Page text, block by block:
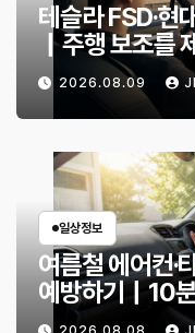
테슬라 FSD·현
｜주행 보조를
까?2026.08.09
일상정보
여름철 에어컨·
예방하기｜10
할까?